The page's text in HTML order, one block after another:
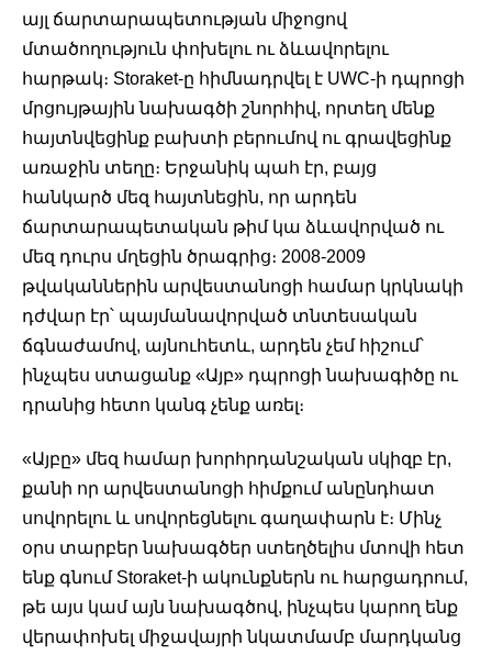
այլ ճարտարապետության միջոցով
մտածողություն փոխելու ու ձևավորելու
հարթակ։ Storaket-ը հիմնադրվել է UWC-ի դպրոցի
մրցույթային նախագծի շնորհիվ, որտեղ մենք
հայտնվեցինք բախտի բերումով ու գրավեցինք
առաջին տեղը։ Երջանիկ պահ էր, բայց
հանկարծ մեզ հայտնեցին, որ արդեն
ճարտարապետական թիմ կա ձևավորված ու
մեզ դուրս մղեցին ծրագրից։ 2008-2009
թվականներին արվեստանոցի համար կրկնակի
դժվար էր՝ պայմանավորված տնտեսական
ճգնաժամով, այնուհետև, արդեն չեմ հիշում՝
ինչպես ստացանք «Այբ» դպրոցի նախագիծը ու
դրանից հետո կանգ չենք առել։
«Այբը» մեզ համար խորհրդանշական սկիզբ էր,
քանի որ արվեստանոցի հիմքում անընդհատ
սովորելու և սովորեցնելու գաղափարն է։ Մինչ
օրս տարբեր նախագծեր ստեղծելիս մտովի հետ
ենք գնում Storaket-ի ակունքներն ու հարցադրում,
թե այս կամ այն նախագծով, ինչպես կարող ենք
վերափոխել միջավայրի նկատմամբ մարդկանց